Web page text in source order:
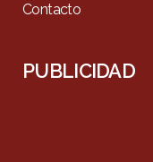
Contacto
PUBLICIDAD